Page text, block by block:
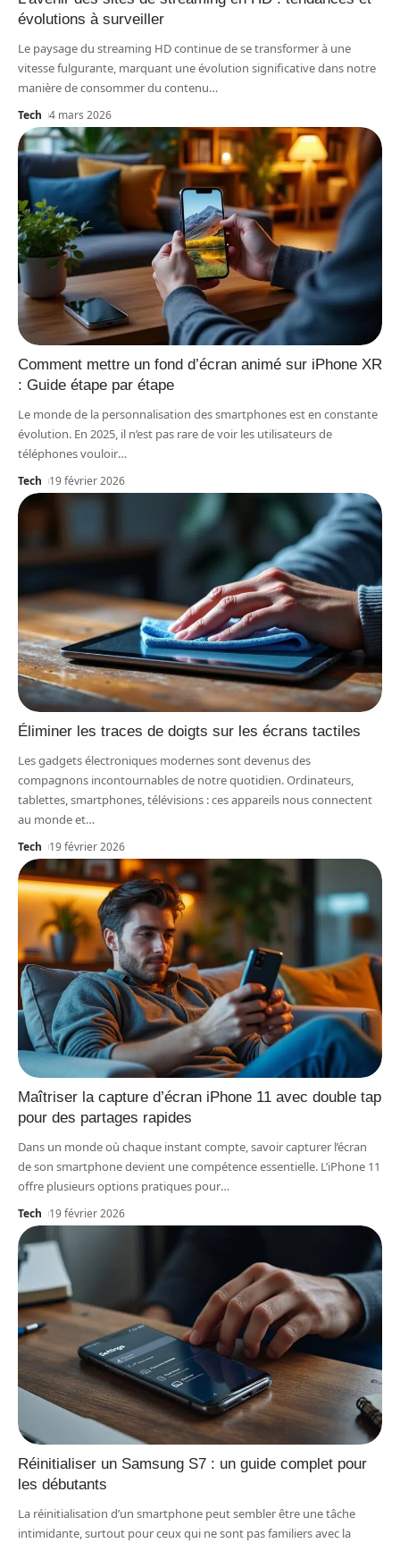
évolutions à surveiller
Le paysage du streaming HD continue de se transformer à une
vitesse fulgurante, marquant une évolution significative dans notre
manière de consommer du contenu…
Tech 4 mars 2026
Comment mettre un fond d’écran animé sur iPhone XR
: Guide étape par étape
Le monde de la personnalisation des smartphones est en constante
évolution. En 2025, il n’est pas rare de voir les utilisateurs de
téléphones vouloir…
Tech 19 février 2026
Éliminer les traces de doigts sur les écrans tactiles
Les gadgets électroniques modernes sont devenus des
compagnons incontournables de notre quotidien. Ordinateurs,
tablettes, smartphones, télévisions : ces appareils nous connectent
au monde et…
Tech 19 février 2026
Maîtriser la capture d’écran iPhone 11 avec double tap
pour des partages rapides
Dans un monde où chaque instant compte, savoir capturer l’écran
de son smartphone devient une compétence essentielle. L’iPhone 11
offre plusieurs options pratiques pour…
Tech 19 février 2026
Réinitialiser un Samsung S7 : un guide complet pour
les débutants
La réinitialisation d’un smartphone peut sembler être une tâche
intimidante, surtout pour ceux qui ne sont pas familiers avec la